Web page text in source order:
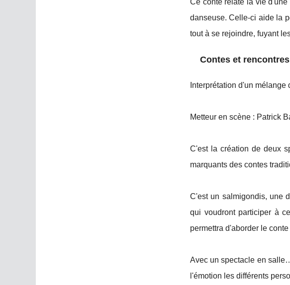
Ce conte relate la vie
danseuse. Celle-ci aide la
tout à se rejoindre, fuyant
Contes et rencontres
Interprétation d'un
Metteur en scène : Patrick
C'est la création de deux
marquants des contes
C'est un salmigondis, une
qui voudront participer à
permettra d'aborder le
Avec un spectacle en
l'émotion les différents